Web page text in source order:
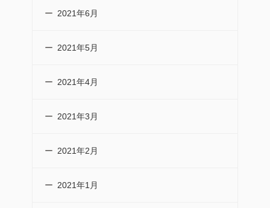
2021年6月
2021年5月
2021年4月
2021年3月
2021年2月
2021年1月